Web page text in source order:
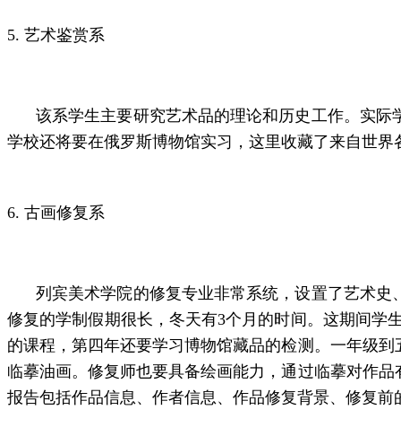
5. 艺术鉴赏系
该系学生主要研究艺术品的理论和历史工作。实
学校还将要在俄罗斯博物馆实习，这里收藏了来自世
6. 古画修复系
列宾美术学院的修复专业非常系统，设置了艺术
修复的学制假期很长，冬天有3个月的时间。这期间学
的课程，第四年还要学习博物馆藏品的检测。一年级
临摹油画。修复师也要具备绘画能力，通过临摹对作
报告包括作品信息、作者信息、作品修复背景、修复